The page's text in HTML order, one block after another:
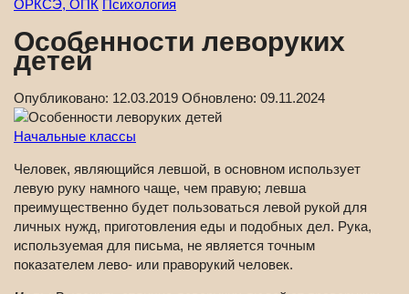
ОРКСЭ, ОПК Психология
Особенности леворуких
детей
Опубликовано: 12.03.2019 Обновлено: 09.11.2024
Начальные классы
Человек, являющийся левшой, в основном использует
левую руку намного чаще, чем правую; левша
преимущественно будет пользоваться левой рукой для
личных нужд, приготовления еды и подобных дел. Рука,
используемая для письма, не является точным
показателем лево- или праворукий человек.